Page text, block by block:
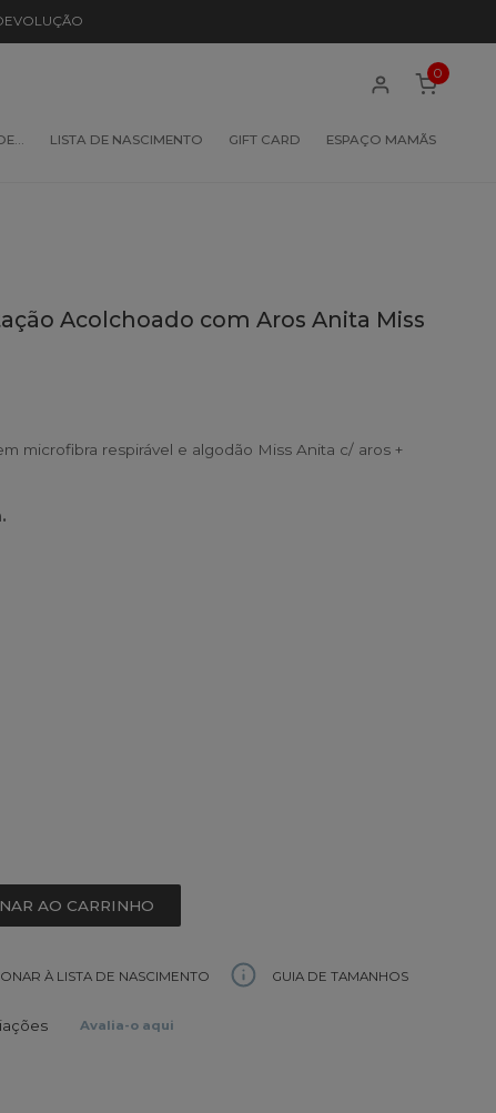
LISTA DE NASCIMENTO GIFT CARD ESPAÇO MAMÃS
0
Acolchoado com Aros Anita Miss
microfibra respirável e algodão Miss Anita c/ aros +
AO CARRINHO
À LISTA DE NASCIMENTO GUIA DE TAMANHOS
Avalia-o aqui